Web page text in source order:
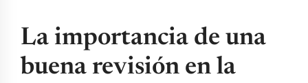
La importancia de una
buena revisión en la